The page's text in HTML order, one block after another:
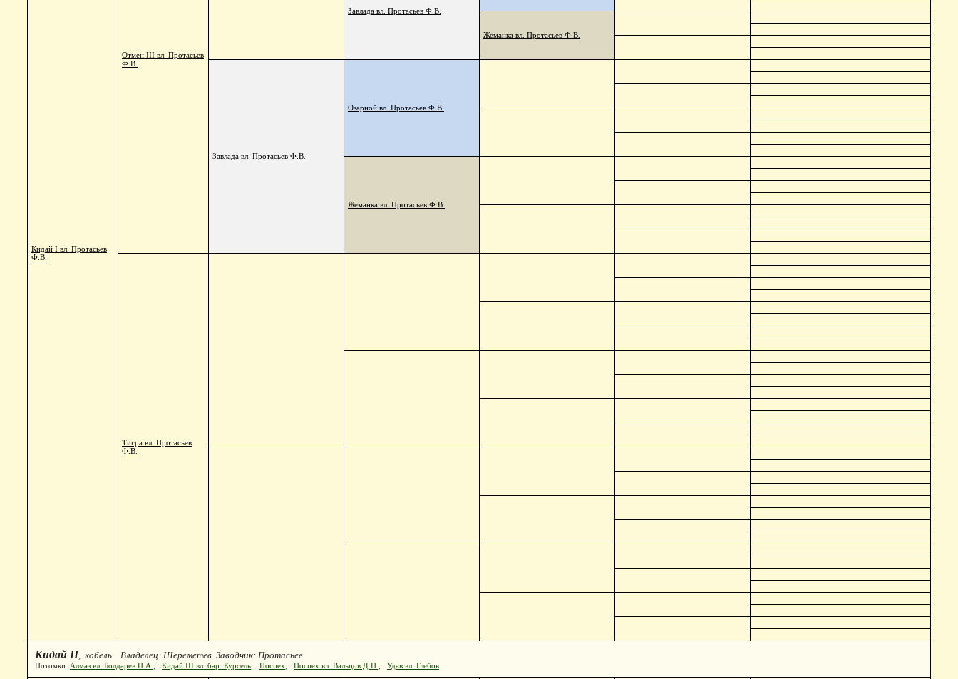
Кидай I вл. Протасьев
Ф.В.
Отмен III вл. Протасьев
Ф.В.
Завлада вл. Протасьев Ф.В.
Жеманка вл. Протасьев Ф.В.
Завлада вл. Протасьев Ф.В.
Озарной вл. Протасьев Ф.В.
Жеманка вл. Протасьев Ф.В.
Тигра вл. Протасьев
Ф.В.
Кидай II, кобель. Владелец: Шереметев Заводчик: Протасьев
Потомки: Алмаз вл. Болдарев Н.А. Кидай III вл. бар. Курсель Поспех Поспех вл. Вальцов Д.П. Удав вл. Глебов